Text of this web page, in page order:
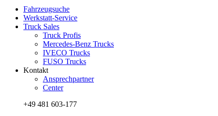
Fahrzeugsuche
Werkstatt-Service
Truck Sales
Truck Profis
Mercedes-Benz Trucks
IVECO Trucks
FUSO Trucks
Kontakt
Ansprechpartner
Center
+49 481 603-177